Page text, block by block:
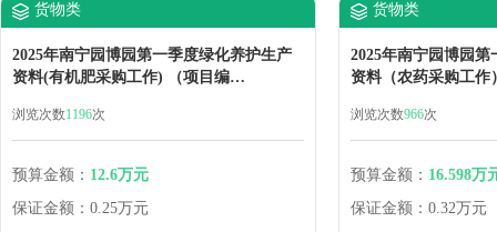
货物类
2025年南宁园博园第一季度绿化养护生产
资料(有机肥采购工作) （项目编
浏览次数1196次
预算金额： 12.6万元
保证金额： 0.25万元
货物类
2025年南宁园博园
资料（农药采购工作
浏览次数966次
预算金额： 16.598万
保证金额： 0.32万元